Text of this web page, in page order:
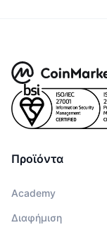
Προϊόντα
Academy
Διαφήμιση